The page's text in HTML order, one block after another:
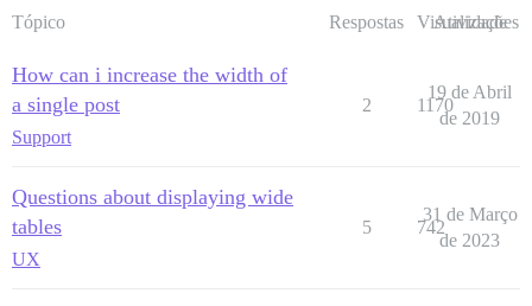
Tópico Respostas Visualizações
Atividade
How can i increase the width of
a single post
Support
2 1170
19 de Abril
de 2019
Questions about displaying wide
tables
UX
5 742
31 de Março
de 2023